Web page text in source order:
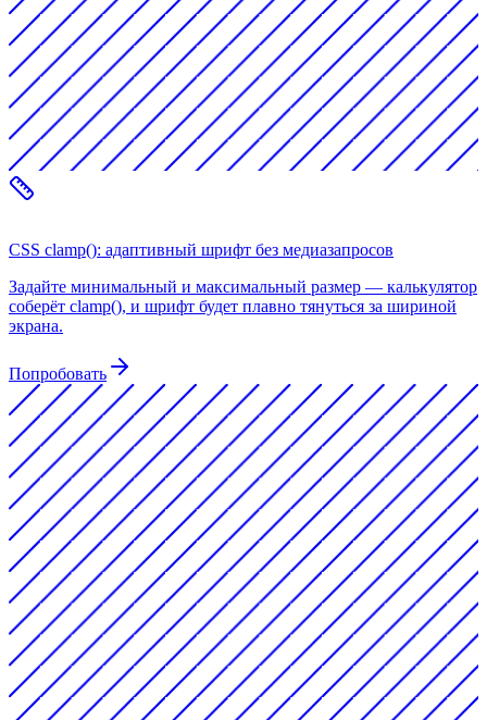
CSS clamp(): адаптивный шрифт без медиазапросов
Задайте минимальный и максимальный размер — калькулятор
соберёт clamp(), и шрифт будет плавно тянуться за шириной
экрана.
Попробовать